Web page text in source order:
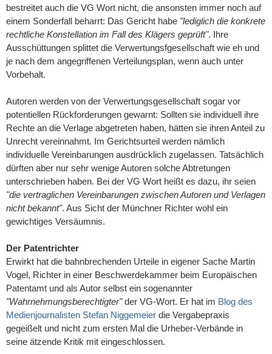
bestreitet auch die VG Wort nicht, die ansonsten immer noch auf
einem Sonderfall beharrt: Das Gericht habe "lediglich die konkrete
rechtliche Konstellation im Fall des Klägers geprüft". Ihre
Ausschüttungen splittet die Verwertungsfgesellschaft wie eh und
je nach dem angegriffenen Verteilungsplan, wenn auch unter
Vorbehalt.
Autoren werden von der Verwertungsgesellschaft sogar vor
potentiellen Rückforderungen gewarnt: Sollten sie individuell ihre
Rechte an die Verlage abgetreten haben, hätten sie ihren Anteil zu
Unrecht vereinnahmt. Im Gerichtsurteil werden nämlich
individuelle Vereinbarungen ausdrücklich zugelassen. Tatsächlich
dürften aber nur sehr wenige Autoren solche Abtretungen
unterschrieben haben. Bei der VG Wort heißt es dazu, ihr seien
"die vertraglichen Vereinbarungen zwischen Autoren und Verlagen
nicht bekannt". Aus Sicht der Münchner Richter wohl ein
gewichtiges Versäumnis.
Der Patentrichter
Erwirkt hat die bahnbrechenden Urteile in eigener Sache Martin
Vogel, Richter in einer Beschwerdekammer beim Europäischen
Patentamt und als Autor selbst ein sogenannter
"Wahrnehmungsberechtigter"der VG-Wort. Er hat im Blog des
Medienjournalisten Stefan Niggemeier die Vergabepraxis
gegeißelt und nicht zum ersten Mal die Urheber-Verbände in
seine ätzende Kritik mit eingeschlossen.